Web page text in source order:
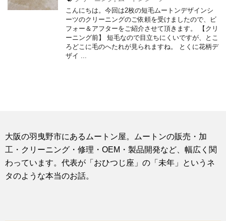
こんにちは。今回は2枚の短毛ムートンデザインシ
ーツのクリーニングのご依頼を受けましたので、ビ
フォー＆アフターをご紹介させて頂きます。 【クリ
ーニング前】 短毛なので目立ちにくいですが、とこ
ろどこに毛のへたれが見られますね。 とくに花柄デ
ザイ ...
大阪の羽曳野市にあるムートン屋。ムートンの販売・加
工・クリーニング・修理・OEM・製品開発など、幅広く関
わっています。代表が「おひつじ座」の「未年」というネ
タのような本当のお話。